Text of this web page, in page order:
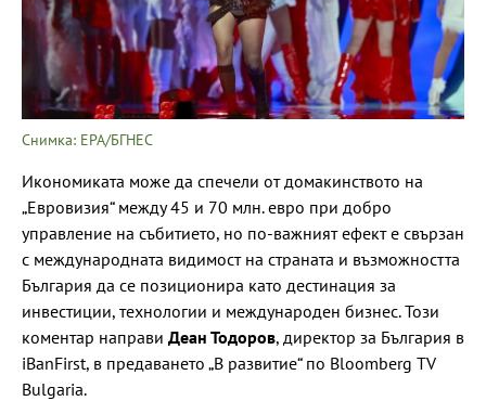
Снимка: ЕРА/БГНЕС
Икономиката може да спечели от домакинството на
„Евровизия“ между 45 и 70 млн. евро при добро
управление на събитието, но по-важният ефект е свързан
с международната видимост на страната и възможността
България да се позиционира като дестинация за
инвестиции, технологии и международен бизнес. Този
коментар направи Деан Тодоров, директор за България в
iBanFirst, в предаването „В развитие“ по Bloomberg TV
Bulgaria.